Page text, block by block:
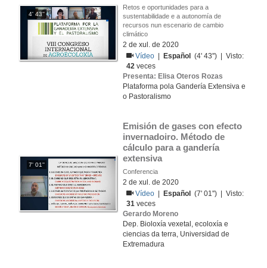
4' 43''
Retos e oportunidades para a
sustentabilidade e a autonomía de
recursos nun escenario de cambio
climático
2 de xul. de 2020
Vídeo
Español
(4' 43'') | Visto:
42 veces
Presenta: Elisa Oteros Rozas
Plataforma pola Gandería Extensiva e
o Pastoralismo
7' 01''
Emisión de gases con efecto
invernadoiro. Método de
cálculo para a gandería
extensiva
Conferencia
2 de xul. de 2020
Vídeo
Español
(7' 01'') | Visto:
31 veces
Gerardo Moreno
Dep. Bioloxía vexetal, ecoloxía e
ciencias da terra, Universidad de
Extremadura